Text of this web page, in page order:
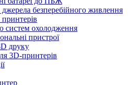
безперебійного живлення
систем охолодження
пристрої
друку
3D-принтерів